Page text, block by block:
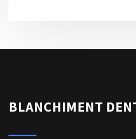
BLANCHIMENT